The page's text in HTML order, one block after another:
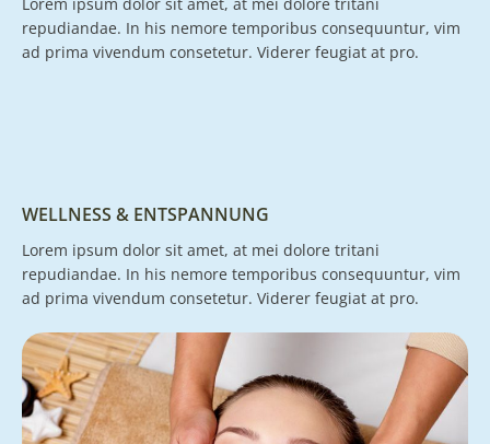
repudiandae. In his nemore temporibus consequuntur, vim
ad prima vivendum consetetur. Viderer feugiat at pro.
WELLNESS & ENTSPANNUNG
Lorem ipsum dolor sit amet, at mei dolore tritani
repudiandae. In his nemore temporibus consequuntur, vim
ad prima vivendum consetetur. Viderer feugiat at pro.